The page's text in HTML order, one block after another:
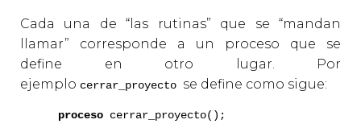
Cada una de “las rutinas” que se “mandan
llamar” corresponde a un proceso que se
define en otro lugar. Por
ejemplo cerrar_proyecto se define como sigue:
proceso cerrar_proyecto();